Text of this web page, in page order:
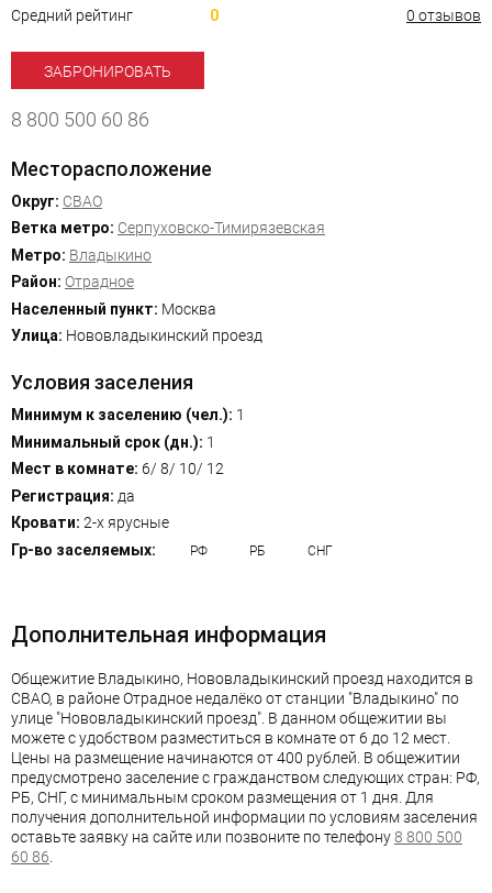
Средний рейтинг 0 0 отзывов
ЗАБРОНИРОВАТЬ
8 800 500 60 86
Месторасположение
Округ: СВАО
Ветка метро: Серпуховско-Тимирязевская
Метро: Владыкино
Район: Отрадное
Населенный пункт: Москва
Улица: Нововладыкинский проезд
Условия заселения
Минимум к заселению (чел.): 1
Минимальный срок (дн.): 1
Мест в комнате: 6/ 8/ 10/ 12
Регистрация: да
Кровати: 2-х ярусные
Гр-во заселяемых:
РФ РБ СНГ
Дополнительная информация
Общежитие Владыкино, Нововладыкинский проезд находится в
СВАО, в районе Отрадное недалёко от станции "Владыкино" по
улице "Нововладыкинский проезд". В данном общежитии вы
можете с удобством разместиться в комнате от 6 до 12 мест.
Цены на размещение начинаются от 400 рублей. В общежитии
предусмотрено заселение с гражданством следующих стран: РФ,
РБ, СНГ, с минимальным сроком размещения от 1 дня. Для
получения дополнительной информации по условиям заселения
оставьте заявку на сайте или позвоните по телефону8 800 500
60 86